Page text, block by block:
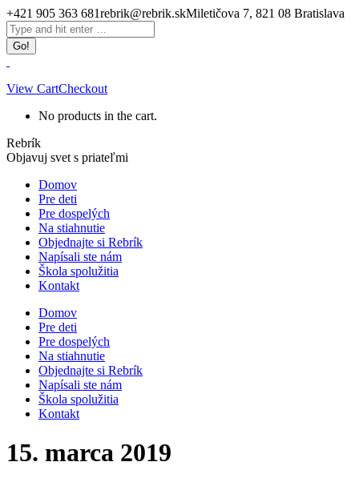
Skip
to
content
+421 905 363 681rebrik@rebrik.skMiletičova 7, 821 08 Bratislava
Facebook
page
opens
in
new
window
Search:
View CartCheckout
No products in the cart.
Rebrík
Objavuj svet s priateľmi
Domov
Pre deti
Pre dospelých
Na stiahnutie
Objednajte si Rebrík
Napísali ste nám
Škola spolužitia
Kontakt
Domov
Pre deti
Pre dospelých
Na stiahnutie
Objednajte si Rebrík
Napísali ste nám
Škola spolužitia
Kontakt
15. marca 2019